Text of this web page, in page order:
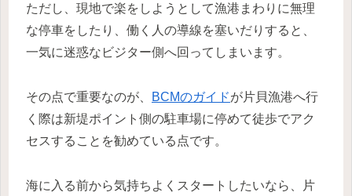
ただし、現地で楽をしようとして漁港まわりに無理
な停車をしたり、働く人の導線を塞いだりすると、
一気に迷惑なビジター側へ回ってしまいます。
その点で重要なのが、 BCMのガイドが片貝漁港へ行
く際は新堤ポイント側の駐車場に停めて徒歩でアク
セスすることを勧めている点です。
海に入る前から気持ちよくスタートしたいなら、片